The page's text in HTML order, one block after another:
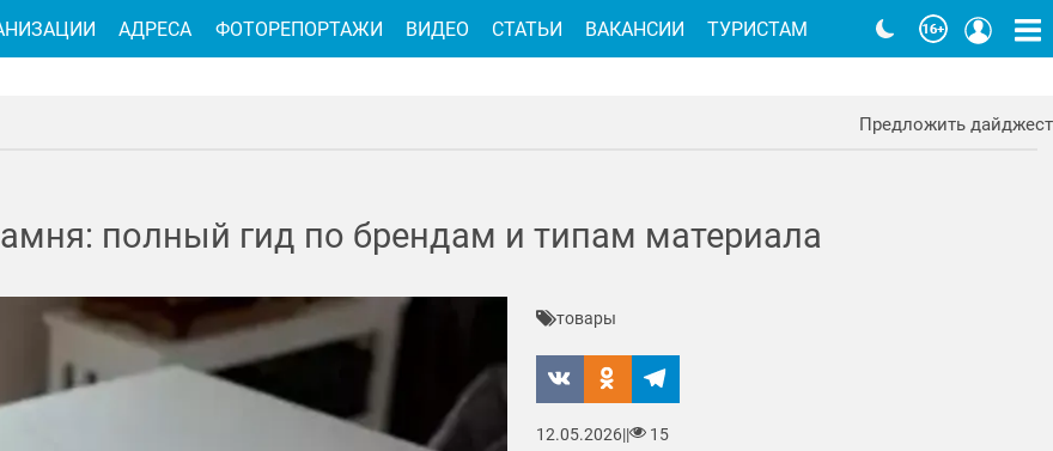
Предложить дайджест
полный гид по брендам и типам материала
товары
12.05.2026|| 15
АДРЕСА ФОТОРЕПОРТАЖИ ВИДЕО СТАТЬИ ВАКАНСИИ ТУРИСТАМ